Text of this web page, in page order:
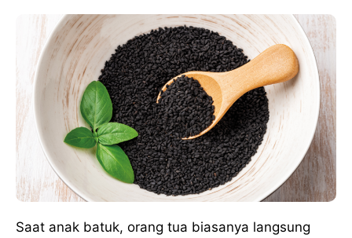
Saat anak batuk, orang tua biasanya langsung